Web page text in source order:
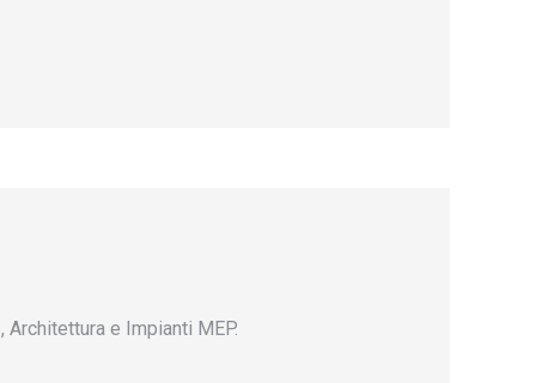
e Impianti MEP.